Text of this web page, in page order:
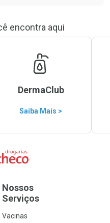
encontra aqui
DermaClub
Saiba Mais >
Nossos
Serviços
Vacinas